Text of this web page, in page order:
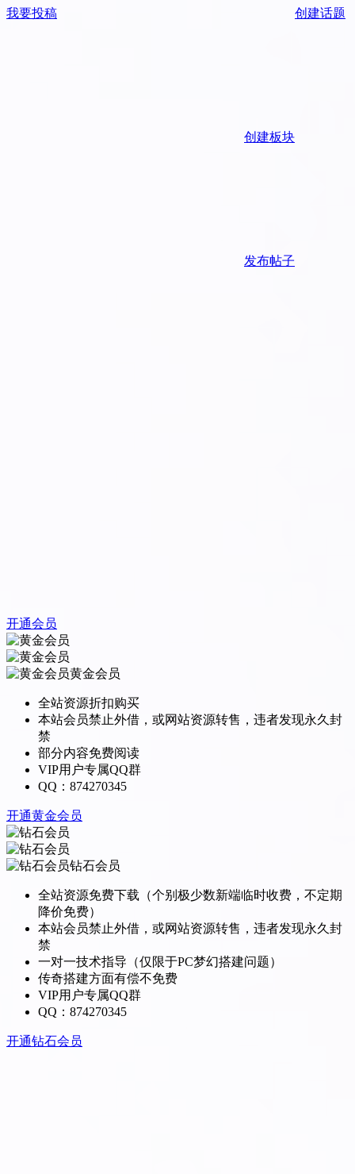
我要投稿 创建话题
创建板块
发布帖子
开通会员
黄金会员
全站资源折扣购买
本站会员禁止外借，或网站资源转售，违者发现永久封
禁
部分内容免费阅读
VIP用户专属QQ群
QQ：874270345
开通黄金会员
钻石会员
全站资源免费下载（个别极少数新端临时收费，不定期
降价免费）
本站会员禁止外借，或网站资源转售，违者发现永久封
禁
一对一技术指导（仅限于PC梦幻搭建问题）
传奇搭建方面有偿不免费
VIP用户专属QQ群
QQ：874270345
开通钻石会员